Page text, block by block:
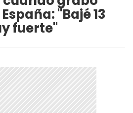
"Bajé 13
fuerte"